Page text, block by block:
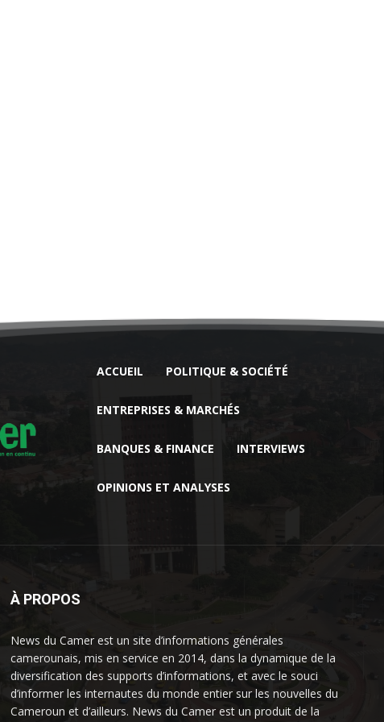
ACCUEIL POLITIQUE & SOCIÉTÉ
ENTREPRISES & MARCHÉS
BANQUES & FINANCE INTERVIEWS
OPINIONS ET ANALYSES
À PROPOS
News du Camer est un site d’informations générales
camerounais, mis en service en 2014, dans la dynamique de la
diversification des supports d’informations, et avec le souci
d’informer les internautes du monde entier sur les nouvelles du
Cameroun et d’ailleurs. News du Camer est un produit de la